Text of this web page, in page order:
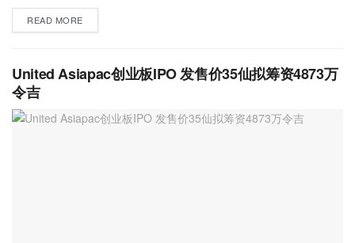
READ MORE
United Asiapac创业板IPO 发售价35仙拟筹资4873万
令吉